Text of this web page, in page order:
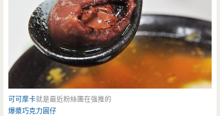
可可摩卡就是最近粉絲團在強推的
爆漿巧克力圓仔